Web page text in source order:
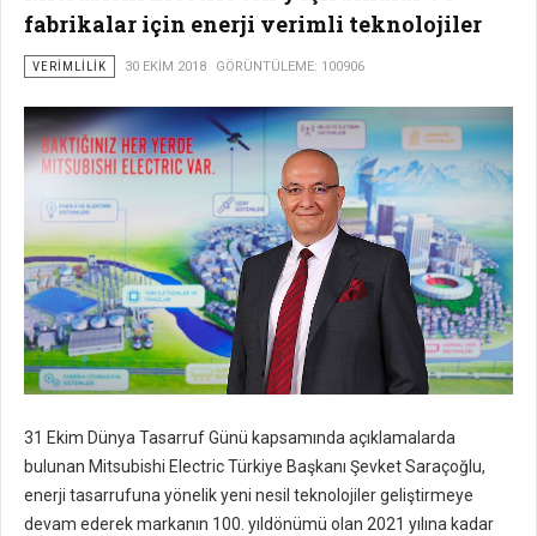
fabrikalar için enerji verimli teknolojiler
VERIMLILIK 30 EKIM 2018 GÖRÜNTÜLEME: 100906
31 Ekim Dünya Tasarruf Günü kapsamında açıklamalarda
bulunan Mitsubishi Electric Türkiye Başkanı Şevket Saraçoğlu,
enerji tasarrufuna yönelik yeni nesil teknolojiler geliştirmeye
devam ederek markanın 100. yıldönümü olan 2021 yılına kadar